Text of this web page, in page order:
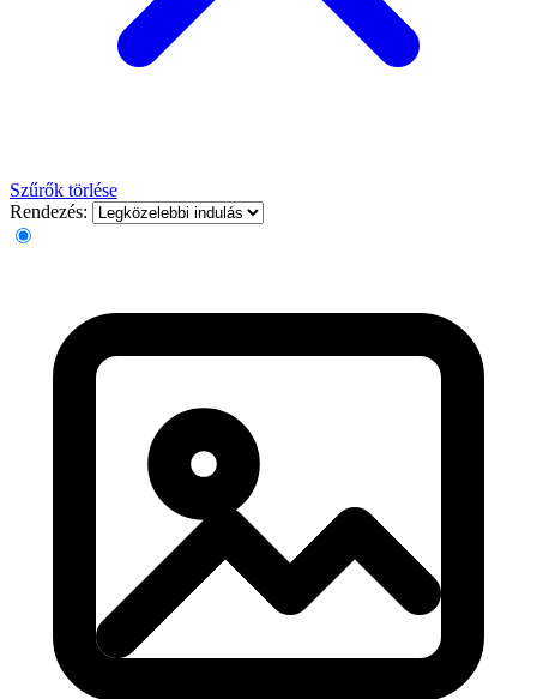
Szűrők törlése
Rendezés: